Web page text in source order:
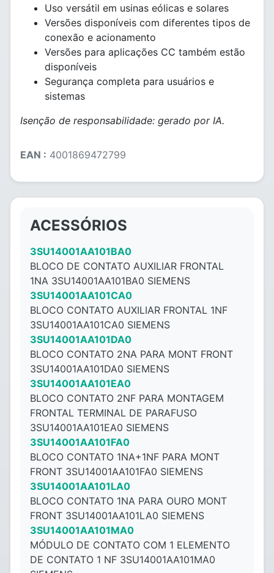
Uso versátil em usinas eólicas e solares
Versões disponíveis com diferentes tipos de
conexão e acionamento
Versões para aplicações CC também estão
disponíveis
Segurança completa para usuários e
sistemas
Isenção de responsabilidade: gerado por IA.
EAN : 4001869472799
ACESSÓRIOS
3SU14001AA101BA0
BLOCO DE CONTATO AUXILIAR FRONTAL
1NA 3SU14001AA101BA0 SIEMENS
3SU14001AA101CA0
BLOCO CONTATO AUXILIAR FRONTAL 1NF
3SU14001AA101CA0 SIEMENS
3SU14001AA101DA0
BLOCO CONTATO 2NA PARA MONT FRONT
3SU14001AA101DA0 SIEMENS
3SU14001AA101EA0
BLOCO CONTATO 2NF PARA MONTAGEM
FRONTAL TERMINAL DE PARAFUSO
3SU14001AA101EA0 SIEMENS
3SU14001AA101FA0
BLOCO CONTATO 1NA+1NF PARA MONT
FRONT 3SU14001AA101FA0 SIEMENS
3SU14001AA101LA0
BLOCO CONTATO 1NA PARA OURO MONT
FRONT 3SU14001AA101LA0 SIEMENS
3SU14001AA101MA0
MÓDULO DE CONTATO COM 1 ELEMENTO
DE CONTATO 1 NF 3SU14001AA101MA0